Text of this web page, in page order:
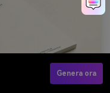
Genera ora